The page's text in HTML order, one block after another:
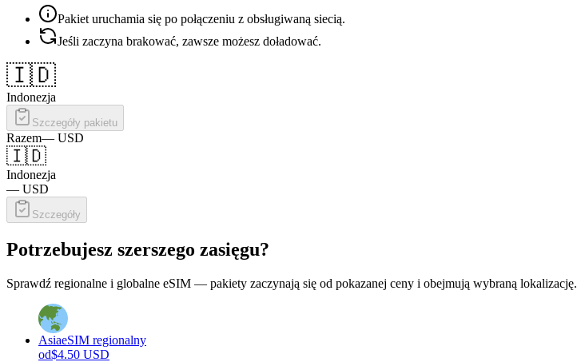
Pakiet uruchamia się po połączeniu z obsługiwaną siecią.
Jeśli zaczyna brakować, zawsze możesz doładować.
🇮🇩
Indonezja
Szczegóły pakietu
Razem— USD
🇮🇩
Indonezja
— USD
Szczegóły
Potrzebujesz szerszego zasięgu?
Sprawdź regionalne i globalne eSIM — pakiety zaczynają się od pokazanej ceny i obejmują wybraną lokalizację.
AsiaeSIM regionalny
od$4.50 USD